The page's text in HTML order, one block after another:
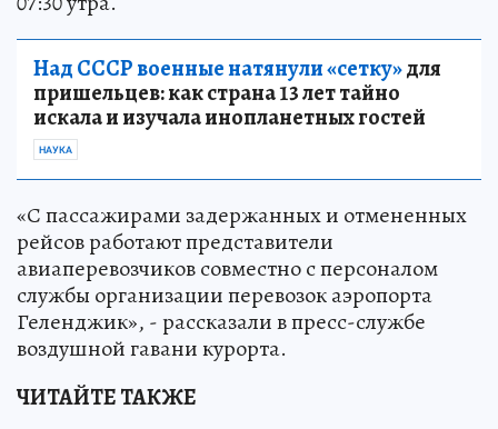
Над СССР военные натянули «сетку»для
пришельцев: как страна 13 лет тайно
искала и изучала инопланетных гостей
НАУКА
«С пассажирами задержанных и отмененных
рейсов работают представители
авиаперевозчиков совместно с персоналом
службы организации перевозок аэропорта
Геленджик», - рассказали в пресс-службе
воздушной гавани курорта.
ЧИТАЙТЕ ТАКЖЕ